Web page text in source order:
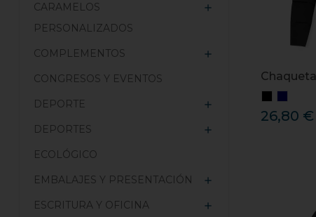
CARAMELOS
PERSONALIZADOS

COMPLEMENTOS 
CONGRESOS Y EVENTOS
DEPORTE

DEPORTES 
ECOLÓGICO
EMBALAJES Y PRESENTACIÓN

ESCRITURA Y OFICINA 
26,80 €